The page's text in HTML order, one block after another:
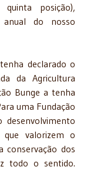
posição),
do nosso
declarado o
da Agricultura
Bunge a tenha
uma Fundação
valorizem o
conservação dos
todo o sentido.